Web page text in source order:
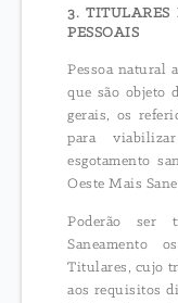
3. TITULARES
PESSOAIS
Pessoa natural
que são objeto
gerais, os
para
esgotamento
Oeste Mais
Poderão ser
Saneamento
Titulares, cujo
aos requisitos